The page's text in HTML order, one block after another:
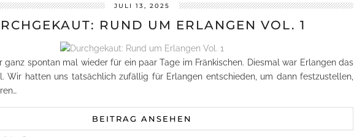
JULI 13, 2025
RUND UM ERLANGEN VOL. 1
ganz spontan mal wieder für ein paar Tage im Fränkischen. Diesmal war Erlangen das
Wir hatten uns tatsächlich zufällig für Erlangen entschieden, um dann festzustellen,
BEITRAG ANSEHEN